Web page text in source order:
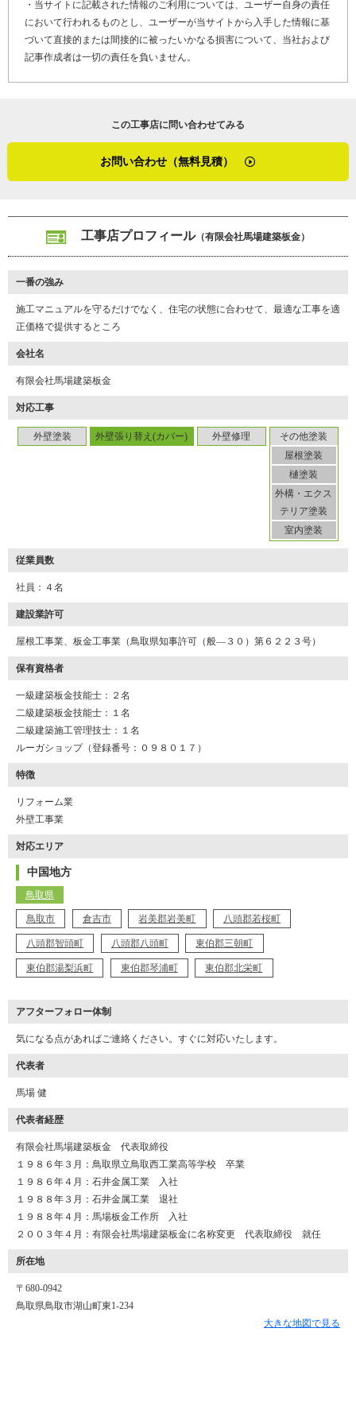
工事店番号 K31-AZA
幼少期から、小さな信頼を積み重ねてきた父の背中を見て育った馬
場さん。そんな父の誇りを守るためにも「良い施工をしたい」とい
う想いを人一倍持っています。住まいとお客さまに最適な施工を提
供する姿勢は、この先も馬場建築板金で受け継がれ、地元住民の信
（２０２２年5月加筆修正）
・当サイトに記載された情報のご利用については、ユーザー自身の責任
において行われるものとし、ユーザーが当サイトから入手した情報に基
づいて直接的または間接的に被ったいかなる損害について、当社および
記事作成者は一切の責任を負いません。
この工事店に問い合わせてみる
お問い合わせ（無料見積）
工事店プロフィール（有限会社馬場建築板金）
一番の強み
施工マニュアルを守るだけでなく、住宅の状態に合わせて、最適な工事を適
正価格で提供するところ
会社名
有限会社馬場建築板金
対応工事
外壁塗装 外壁張り替え(カバー) 外壁修理
その他塗装
屋根塗装
樋塗装
外構・エクス
テリア塗装
室内塗装
従業員数
社員：４名
建設業許可
屋根工事業、板金工事業（鳥取県知事許可（般―３０）第６２２３号）
保有資格者
一級建築板金技能士：２名
二級建築板金技能士：１名
二級建築施工管理技士：１名
ルーガショップ（登録番号：０９８０１７）
特徴
リフォーム業
外壁工事業
対応エリア
中国地方
鳥取県
鳥取市 倉吉市 岩美郡岩美町 八頭郡若桜町
八頭郡智頭町 八頭郡八頭町 東伯郡三朝町
東伯郡湯梨浜町 東伯郡琴浦町 東伯郡北栄町
アフターフォロー体制
気になる点があればご連絡ください。すぐに対応いたします。
代表者
馬場 健
代表者経歴
有限会社馬場建築板金 代表取締役
１９８６年３月：鳥取県立鳥取西工業高等学校 卒業
１９８６年４月：石井金属工業 入社
１９８８年３月：石井金属工業 退社
１９８８年４月：馬場板金工作所 入社
２００３年４月：有限会社馬場建築板金に名称変更 代表取締役 就任
所在地
〒680-0942
鳥取県鳥取市湖山町東1-234
大きな地図で見る